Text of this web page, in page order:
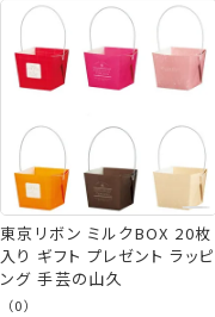
東京リボン ミルクBOX 20枚
入り ギフト プレゼント ラッピ
ング 手芸の山久
（0）